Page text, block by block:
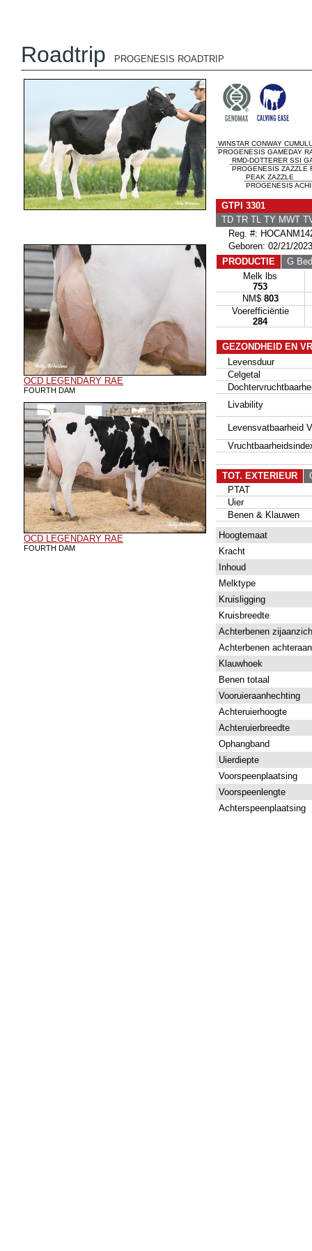
Roadtrip PROGENESIS ROADTRIP
OCD LEGENDARY RAE
FOURTH DAM
OCD LEGENDARY RAE
FOURTH DAM
WINSTAR CONWAY
PROGENESIS GAMEDAY
RMD-DOTTERER SSI
PROGENESIS ZAZZLE
PEAK ZAZZLE
PROGENESIS
GTPI 3301
TD TR TL TY MWT
Reg. #:
Geboren: 02/21/2023
PRODUCTIE
G
Melk lbs
753
NM$ 803
Voerefficiëntie
284
GEZONDHEID EN
Levensduur
Celgetal
Livability
Levensvatbaarheid
TOT. EXTERIEUR
PTAT
Uier
Benen & Klauwen
Hoogtemaat
Kracht
Inhoud
Melktype
Kruisligging
Kruisbreedte
Achterbenen
Achterbenen
Klauwhoek
Benen totaal
Vooruieraanhechting
Achteruierhoogte
Achteruierbreedte
Ophangband
Uierdiepte
Voorspeenplaatsing
Voorspeenlengte
Achterspeenplaatsing